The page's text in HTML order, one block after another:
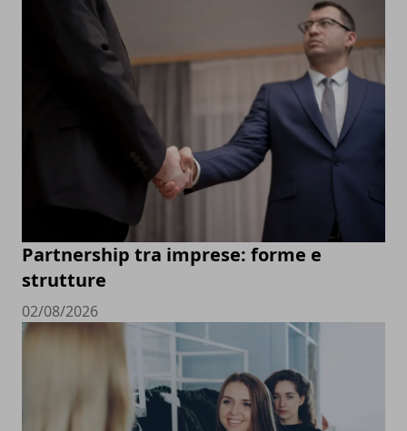
Partnership tra imprese: forme e
strutture
02/08/2026